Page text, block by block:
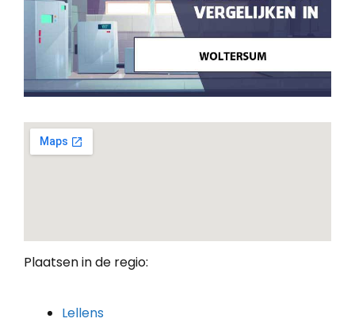
Plaatsen in de regio:
Lellens